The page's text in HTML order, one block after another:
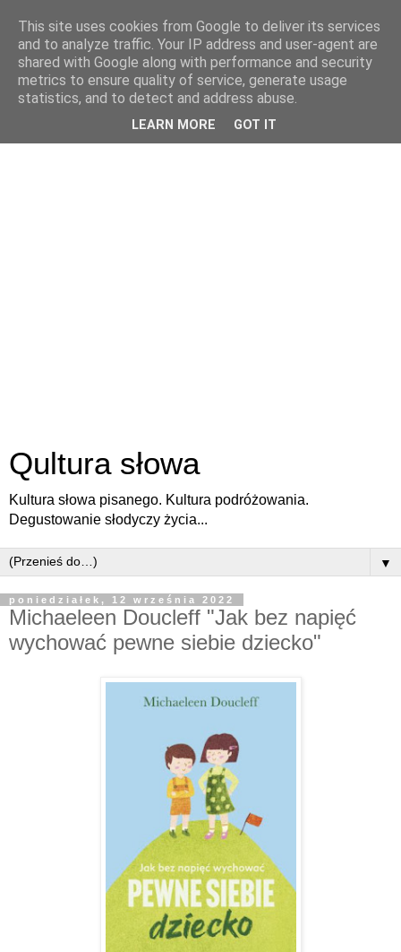
Qultura słowa
Kultura słowa pisanego. Kultura podróżowania.
Degustowanie słodyczy życia...
▼
poniedziałek, 12 września 2022
Michaeleen Doucleff "Jak bez napięć
wychować pewne siebie dziecko"
This site uses cookies from Google to deliver its services
and to analyze traffic. Your IP address and user-agent are
shared with Google along with performance and security
metrics to ensure quality of service, generate usage
statistics, and to detect and address abuse.
LEARN MORE GOT IT